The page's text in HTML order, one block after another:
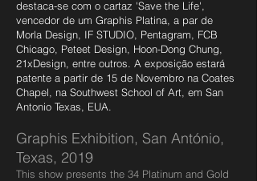
destaca-se com o cartaz 'Save the Life',
vencedor de um Graphis Platina, a par de
Morla Design, IF STUDIO, Pentagram, FCB
Chicago, Peteet Design, Hoon-Dong Chung,
21xDesign, entre outros. A exposição estará
patente a partir de 15 de Novembro na Coates
Chapel, na Southwest School of Art, em San
Antonio Texas, EUA.
Graphis Exhibition, San António,
Texas, 2019
This show presents the 34 Platinum and Gold